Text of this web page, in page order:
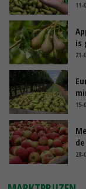
11-
is
21-
15-
28-